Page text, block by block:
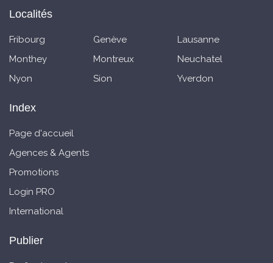
Localités
Fribourg Genève
Lausanne
Monthey
Montreux
Neuchatel
Nyon
Sion Yverdon
Index
Page d'accueil
Agences & Agents
Promotions
Login PRO
International
Publier